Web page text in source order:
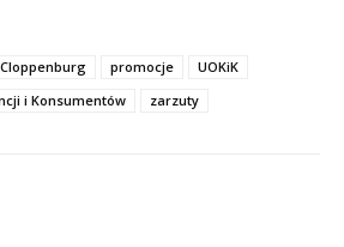
promocje
UOKiK
i Konsumentów
zarzuty